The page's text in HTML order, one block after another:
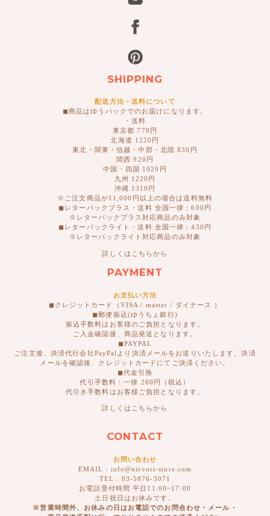
SHIPPING
配送方法・送料について
◼︎商品はゆうパックでのお届けになります。
・送料
東京都 770円
北海道 1220円
東北・関東・信越・中部・北陸 830円
関西 920円
中国・四国 1020円
九州 1220円
沖縄 1310円
※ご注文商品が11,000円以上の場合は送料無料
◼︎レターパックプラス・送料 全国一律：600円
※レターパックプラス対応商品のみ対象
◼︎レターパックライト・送料 全国一律：430円
※レターパックライト対応商品のみ対象
詳しくはこちらから
PAYMENT
お支払い方法
◼︎クレジットカード（VISA / master / ダイナース ）
◼︎郵便振込(ゆうちょ銀行)
振込手数料はお客様のご負担となります。
ご入金確認後、商品発送となります。
◼︎PAYPAL
ご注文後、決済代行会社PayPalより決済メールをお送りいたします。決済
メールを確認後、クレジットカードにてご決済ください。
◼︎代金引換
代引手数料：一律 260円（税込）
代引き手数料はお客様ご負担となります。
詳しくはこちらから
CONTACT
お問い合わせ
EMAIL : info@niccori-store.com
TEL : 03-5876-3071
お電話受付時間 平日11:00~17:00
土日祝日はお休みです。
※営業時間外、お休みの日はお電話でのお問合わせ・メール・